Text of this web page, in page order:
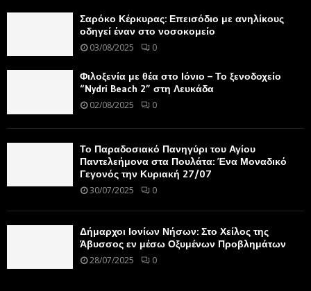
Σαρόκο Κέρκυρας: Επεισόδιο με ανηλίκους
οδηγεί έναν στο νοσοκομείο
03/08/2025 0
Φιλοξενία με θέα στο Ιόνιο – Το ξενοδοχείο
“Nydri Beach 2” στη Λευκάδα
02/08/2025 0
Το Παραδοσιακό Πανηγύρι του Αγίου
Παντελεήμονα στα Πουλάτα: Ένα Μοναδικό
Γεγονός την Κυριακή 27/07
30/07/2025 0
Δήμαρχοι Ιονίων Νήσων: Στο Χείλος της
Άβυσσος εν μέσω Οξυμένων Προβλημάτων
28/07/2025 0